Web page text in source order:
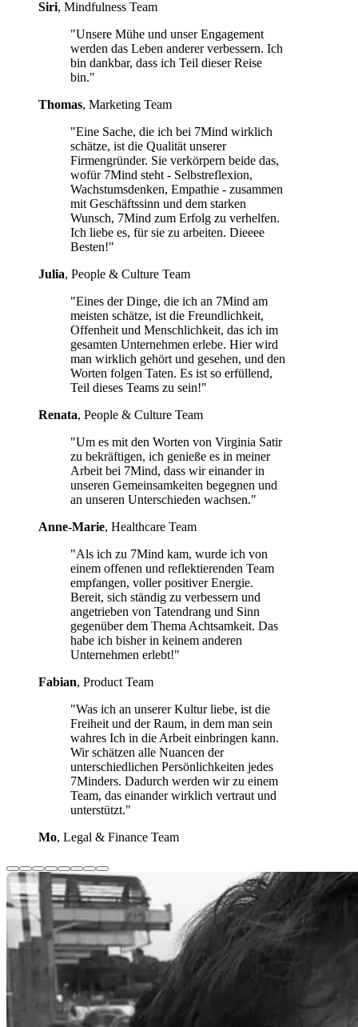
Siri, Mindfulness Team
"Unsere Mühe und unser Engagement
werden das Leben anderer verbessern. Ich
bin dankbar, dass ich Teil dieser Reise
bin."
Thomas, Marketing Team
"Eine Sache, die ich bei 7Mind wirklich
schätze, ist die Qualität unserer
Firmengründer. Sie verkörpern beide das,
wofür 7Mind steht - Selbstreflexion,
Wachstumsdenken, Empathie - zusammen
mit Geschäftssinn und dem starken
Wunsch, 7Mind zum Erfolg zu verhelfen.
Ich liebe es, für sie zu arbeiten. Dieeee
Besten!"
Julia, People & Culture Team
"Eines der Dinge, die ich an 7Mind am
meisten schätze, ist die Freundlichkeit,
Offenheit und Menschlichkeit, das ich im
gesamten Unternehmen erlebe. Hier wird
man wirklich gehört und gesehen, und den
Worten folgen Taten. Es ist so erfüllend,
Teil dieses Teams zu sein!"
Renata, People & Culture Team
"Um es mit den Worten von Virginia Satir
zu bekräftigen, ich genieße es in meiner
Arbeit bei 7Mind, dass wir einander in
unseren Gemeinsamkeiten begegnen und
an unseren Unterschieden wachsen."
Anne-Marie, Healthcare Team
"Als ich zu 7Mind kam, wurde ich von
einem offenen und reflektierenden Team
empfangen, voller positiver Energie.
Bereit, sich ständig zu verbessern und
angetrieben von Tatendrang und Sinn
gegenüber dem Thema Achtsamkeit. Das
habe ich bisher in keinem anderen
Unternehmen erlebt!"
Fabian, Product Team
"Was ich an unserer Kultur liebe, ist die
Freiheit und der Raum, in dem man sein
wahres Ich in die Arbeit einbringen kann.
Wir schätzen alle Nuancen der
unterschiedlichen Persönlichkeiten jedes
7Minders. Dadurch werden wir zu einem
Team, das einander wirklich vertraut und
unterstützt."
Mo, Legal & Finance Team